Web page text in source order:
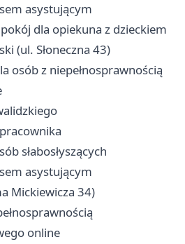
asystującym
dla opiekuna z dzieckiem
(ul. Słoneczna 43)
osób z niepełnosprawnością
słabosłyszących
asystującym
Mickiewicza 34)
online